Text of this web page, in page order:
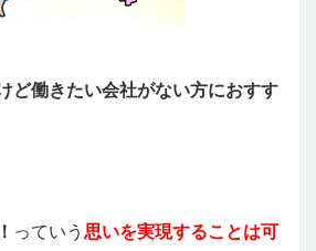
ど働きたい会社がない方におすす
っていう 思いを実現することは可